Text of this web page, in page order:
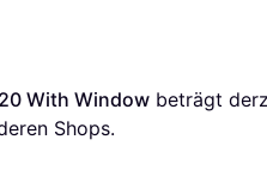
With Window beträgt
Shops.